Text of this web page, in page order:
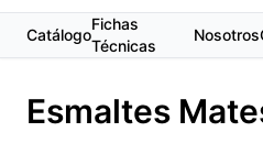
Catálogo
Fichas
Técnicas
Nosotros
Esmaltes